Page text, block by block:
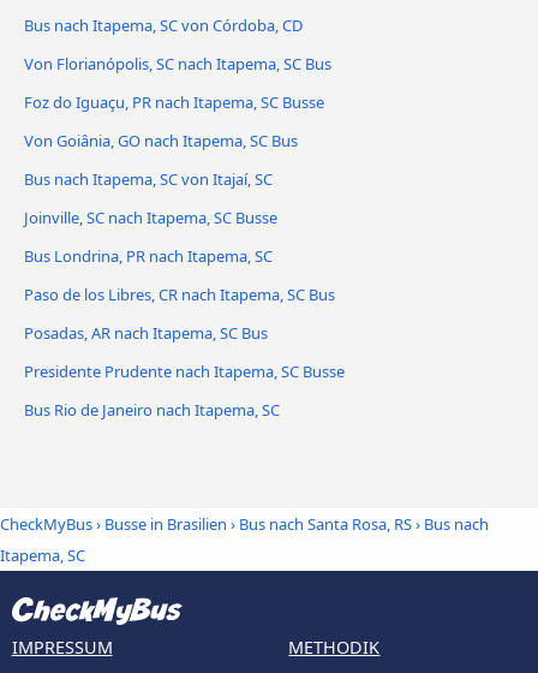
Bus nach Itapema, SC von Córdoba, CD
Von Florianópolis, SC nach Itapema, SC Bus
Foz do Iguaçu, PR nach Itapema, SC Busse
Von Goiânia, GO nach Itapema, SC Bus
Bus nach Itapema, SC von Itajaí, SC
Joinville, SC nach Itapema, SC Busse
Bus Londrina, PR nach Itapema, SC
Paso de los Libres, CR nach Itapema, SC Bus
Posadas, AR nach Itapema, SC Bus
Presidente Prudente nach Itapema, SC Busse
Bus Rio de Janeiro nach Itapema, SC
CheckMyBus› Busse in Brasilien › Bus nach Santa Rosa, RS› Bus nach
Itapema, SC
IMPRESSUM
METHODIK